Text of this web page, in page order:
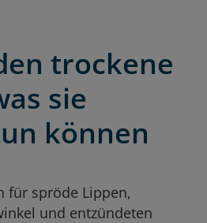
trockene
sie
können
für spröde Lippen,
und entzündeten